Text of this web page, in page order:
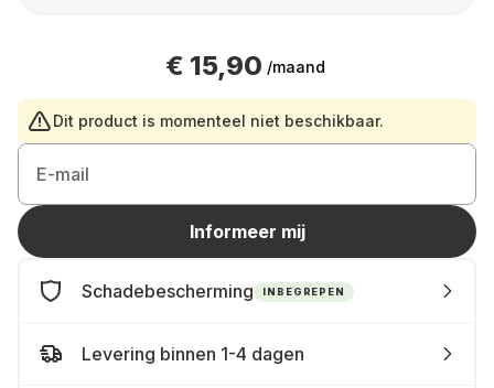
€ 15,90 /maand
Dit product is momenteel niet beschikbaar.
E-mail
Informeer mij
Schadebescherming INBEGREPEN
Levering binnen 1-4 dagen